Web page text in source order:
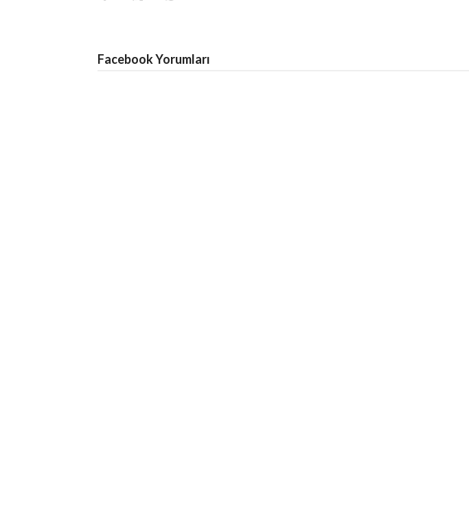
Facebook Yorumları